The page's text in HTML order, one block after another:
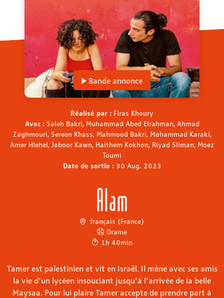
Bande annonce
Réalisé par : Firas Khoury
Avec : Saleh Bakri, Muhammad Abed Elrahman, Ahmad
Zaghmouri, Sereen Khass, Mahmood Bakri, Mohammad Karaki,
Amer Hlehel, Jaboor Kawn, Haithem Kokhon, Riyad Sliman, Moez
Toumi
Date de sortie : 30 Aug. 2023
Alam
français (France)
Drame
1h 40min
Tamer est palestinien et vit en Israël. Il mène avec ses amis
la vie d’un lycéen insouciant jusqu’à l’arrivée de la belle
Maysaa. Pour lui plaire Tamer accepte de prendre part à